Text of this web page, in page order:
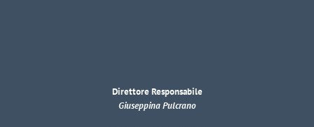
Direttore Responsabile
Giuseppina Pulcrano